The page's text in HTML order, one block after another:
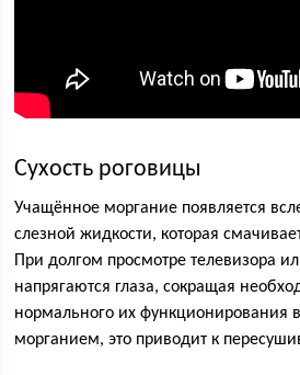
Сухость роговицы
Учащённое моргание появляется
слезной жидкости, которая
При долгом просмотре телевизора
напрягаются глаза, сокращая
нормального их функционирования
морганием, это приводит к